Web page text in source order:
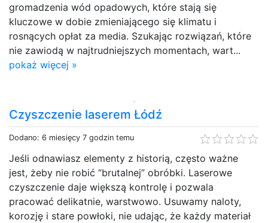
gromadzenia wód opadowych, które stają się
kluczowe w dobie zmieniającego się klimatu i
rosnących opłat za media. Szukając rozwiązań, które
nie zawiodą w najtrudniejszych momentach, wart...
pokaż więcej »
Czyszczenie laserem Łódź
Dodano: 6 miesięcy 7 godzin temu
Jeśli odnawiasz elementy z historią, często ważne
jest, żeby nie robić “brutalnej” obróbki. Laserowe
czyszczenie daje większą kontrolę i pozwala
pracować delikatnie, warstwowo. Usuwamy naloty,
korozję i stare powłoki, nie udając, że każdy materiał